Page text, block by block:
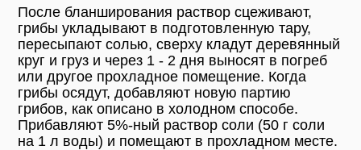
После бланширования раствор сцеживают,
грибы укладывают в подготовленную тару,
пересыпают солью, сверху кладут деревянный
круг и груз и через 1 - 2 дня выносят в погреб
или другое прохладное помещение. Когда
грибы осядут, добавляют новую партию
грибов, как описано в холодном способе.
Прибавляют 5%-ный раствор соли (50 г соли
на 1 л воды) и помещают в прохладном месте.